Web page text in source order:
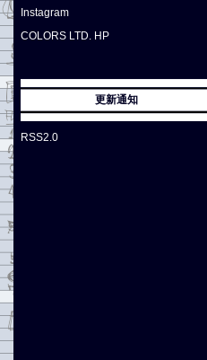
Instagram
COLORS LTD. HP
更新通知
RSS2.0